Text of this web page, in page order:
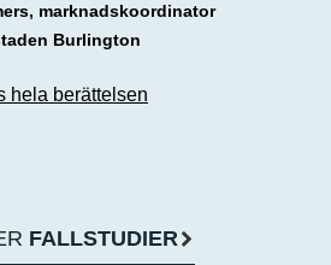
marknadskoordinator
Burlington
hela berättelsen
FALLSTUDIER